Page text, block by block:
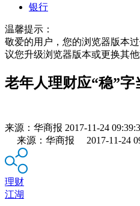
银行
温馨提示：
敬爱的用户，您的浏览器版本
议您升级浏览器版本或更换其他
老年人理财应“稳”字
来源： 华商报 2017-11-24
来源：华商报 2017-11-24
理财
江湖